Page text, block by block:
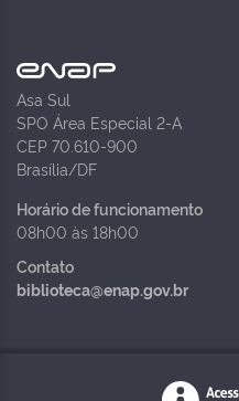
Asa Sul
SPO Área Especial 2-A
CEP 70.610-900
Brasília/DF
Horário de funcionamento
08h00 às 18h00
Contato
biblioteca@enap.gov.br